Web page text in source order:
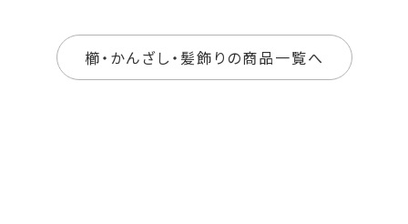
櫛・かんざし・髪飾りの商品一覧へ